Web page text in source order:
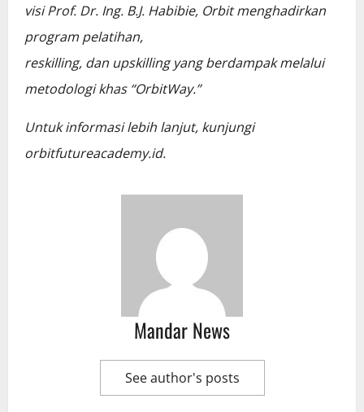
visi Prof. Dr. Ing. B.J. Habibie, Orbit menghadirkan
program pelatihan,
reskilling, dan upskilling yang berdampak melalui
metodologi khas “OrbitWay.”
Untuk informasi lebih lanjut, kunjungi
orbitfutureacademy.id.
Mandar News
See author's posts